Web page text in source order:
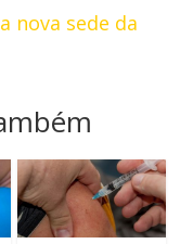
nova sede da